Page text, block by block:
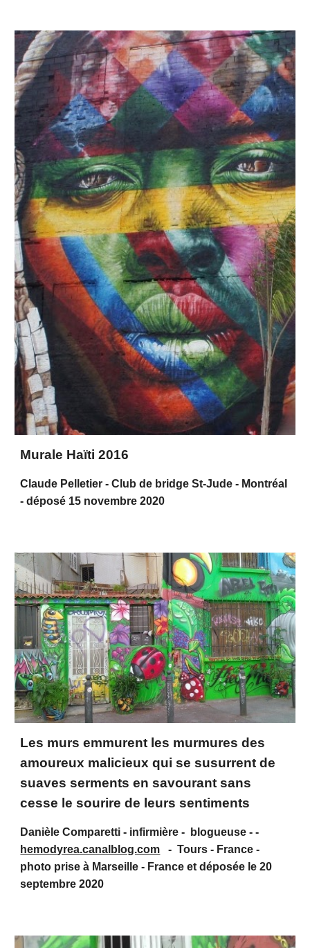
Murale Haïti 2016
Claude Pelletier - Club de bridge St-Jude - Montréal
- déposé 15 novembre 2020
Les murs emmurent les murmures des
amoureux malicieux qui se susurrent de
suaves serments en savourant sans
cesse le sourire de leurs sentiments
Danièle Comparetti - infirmière - blogueuse - -
hemodyrea.canalblog.com - Tours - France -
photo prise à Marseille - France et déposée le 20
septembre 2020